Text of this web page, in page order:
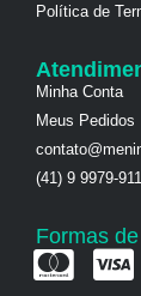
Política de
Minha Conta
Meus Pedidos
(41) 9 9979-
Formas